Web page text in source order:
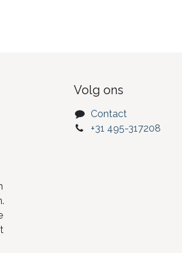
Volg ons
Contact
+31 495-317208